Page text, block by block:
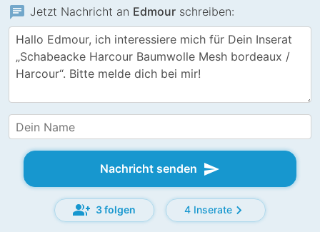
chat Jetzt Nachricht an Edmour schreiben:
Nachricht senden send
group_add 3 folgen 4 Inseratechevron_right